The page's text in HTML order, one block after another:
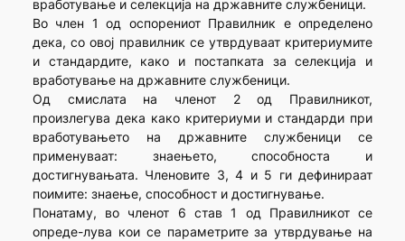
вработување и селекција на државните службеници.
Во член 1 од оспорениот Правилник е определено
дека, со овој правилник се утврдуваат критериумите
и стандардите, како и постапката за селекција и
вработување на државните службеници.
Од смислата на членот 2 од Правилникот,
произлегува дека како критериуми и стандарди при
вработувањето на државните службеници се
применуваат: знаењето, способноста и
достигнувањата. Членовите 3, 4 и 5 ги дефинираат
поимите: знаење, способност и достигнување.
Понатаму, во членот 6 став 1 од Правилникот се
опреде-лува кои се параметрите за утврдување на